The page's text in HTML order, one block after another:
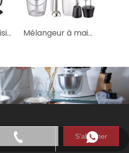
Appareils de cuisine mélangeur à main à Immersion électrique mélangeur à main de fruits et légumes Mélangeur à main électrique à usage domestique, presse-agrumes à fruits, mélangeur à main alimentaire
S’abonner
750-3318790
WhatsApp